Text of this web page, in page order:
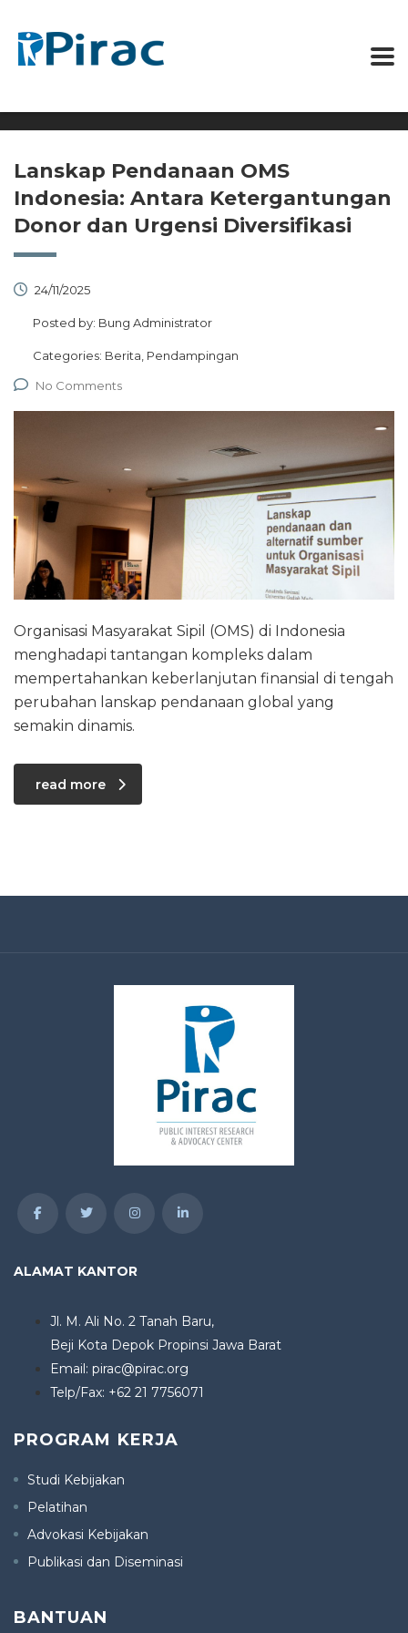
Lanskap Pendanaan OMS
Indonesia: Antara Ketergantungan
Donor dan Urgensi Diversifikasi
24/11/2025
Posted by: Bung Administrator
Categories: Berita, Pendampingan
No Comments
Organisasi Masyarakat Sipil (OMS) di Indonesia
menghadapi tantangan kompleks dalam
mempertahankan keberlanjutan finansial di tengah
perubahan lanskap pendanaan global yang
semakin dinamis.
read more
ALAMAT KANTOR
Jl. M. Ali No. 2 Tanah Baru,
Beji Kota Depok Propinsi Jawa Barat
Email: pirac@pirac.org
Telp/Fax: +62 21 7756071
PROGRAM KERJA
Studi Kebijakan
Pelatihan
Advokasi Kebijakan
Publikasi dan Diseminasi
BANTUAN